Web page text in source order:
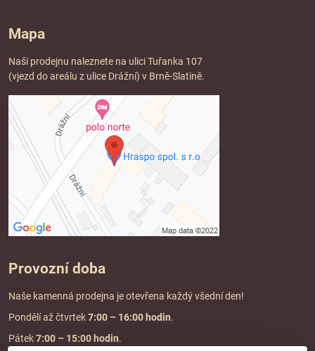
Mapa
Naši prodejnu naleznete na ulici Tuřanka 107
(vjezd do areálu z ulice Drážní) v Brně-Slatině.
Provozní doba
Naše kamenná prodejna je otevřena každý všední den!
Pondělí až čtvrtek7:00 – 16:00 hodin.
Pátek7:00 – 15:00 hodin.